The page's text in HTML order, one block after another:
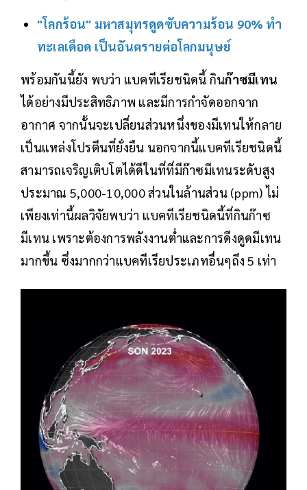
"โลกร้อน" มหาสมุทรดูดซับความร้อน 90% ทำ
ทะเลเดือด เป็นอันตรายต่อโลกมนุษย์
พร้อมกันนี้ยัง พบว่า แบคทีเรียชนิดนี้ กินก๊าซมีเทน
ได้อย่างมีประสิทธิภาพ และมีการกำจัดออกจาก
อากาศ จากนั้นจะเปลี่ยนส่วนหนึ่งของมีเทนให้กลาย
เป็นแหล่งโปรตีนที่ยั่งยืน นอกจากนี้แบคทีเรียชนิดนี้
สามารถเจริญเติบโตได้ดีในที่ที่มีก๊าซมีเทนระดับสูง
ประมาณ 5,000-10,000 ส่วนในล้านส่วน (ppm) ไม่
เพียงเท่านี้ผลวิจัยพบว่า แบคทีเรียชนิดนี้ที่กินก๊าซ
มีเทน เพราะต้องการพลังงานต่ำและการดึงดูดมีเทน
มากขึ้น ซึ่งมากกว่าแบคทีเรียประเภทอื่นๆถึง 5 เท่า